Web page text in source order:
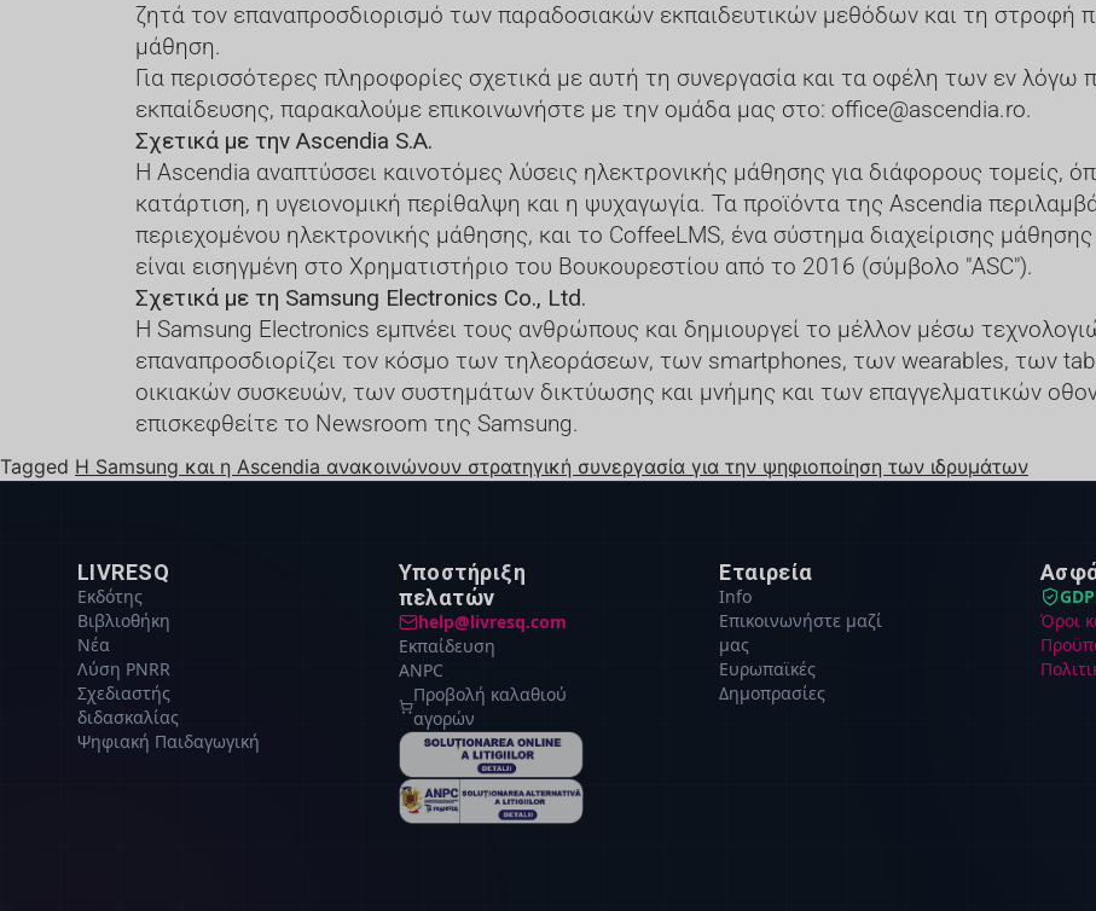
ζητά τον επαναπροσδιορισμό των παραδοσιακών εκπαιδευτικών μεθόδων και τη στροφή
μάθηση.
Για περισσότερες πληροφορίες σχετικά με αυτή τη συνεργασία και τα οφέλη των εν λόγω
εκπαίδευσης, παρακαλούμε επικοινωνήστε με την ομάδα μας στο: office@ascendia.ro.
Σχετικά με την Ascendia S.A.
Η Ascendia αναπτύσσει καινοτόμες λύσεις ηλεκτρονικής μάθησης για διάφορους τομείς,
κατάρτιση, η υγειονομική περίθαλψη και η ψυχαγωγία. Τα προϊόντα της Ascendia
περιεχομένου ηλεκτρονικής μάθησης, και το CoffeeLMS, ένα σύστημα διαχείρισης
είναι εισηγμένη στο Χρηματιστήριο του Βουκουρεστίου από το 2016 (σύμβολο "ASC").
Σχετικά με τη Samsung Electronics Co., Ltd.
Η Samsung Electronics εμπνέει τους ανθρώπους και δημιουργεί το μέλλον μέσω
επαναπροσδιορίζει τον κόσμο των τηλεοράσεων, των smartphones, των wearables, των
οικιακών συσκευών, των συστημάτων δικτύωσης και μνήμης και των επαγγελματικών
επισκεφθείτε το Newsroom της Samsung.
Tagged Η Samsung και η Ascendia ανακοινώνουν στρατηγική συνεργασία για την ψηφιοποίηση των ιδρυμάτων
LIVRESQ
Εκδότης
Βιβλιοθήκη
Νέα
Λύση PNRR
Σχεδιαστής
διδασκαλίας
Ψηφιακή Παιδαγωγική
Υποστήριξη
πελατών
help@livresq.com
Εκπαίδευση
ANPC
Προβολή καλαθιού
αγορών
Εταιρεία
Info
Επικοινωνήστε μαζί
μας
Ευρωπαϊκές
Δημοπρασίες
Όροι